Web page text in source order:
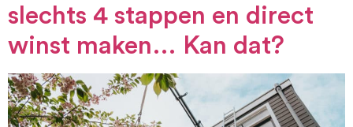
slechts 4 stappen en direct
winst maken… Kan dat?